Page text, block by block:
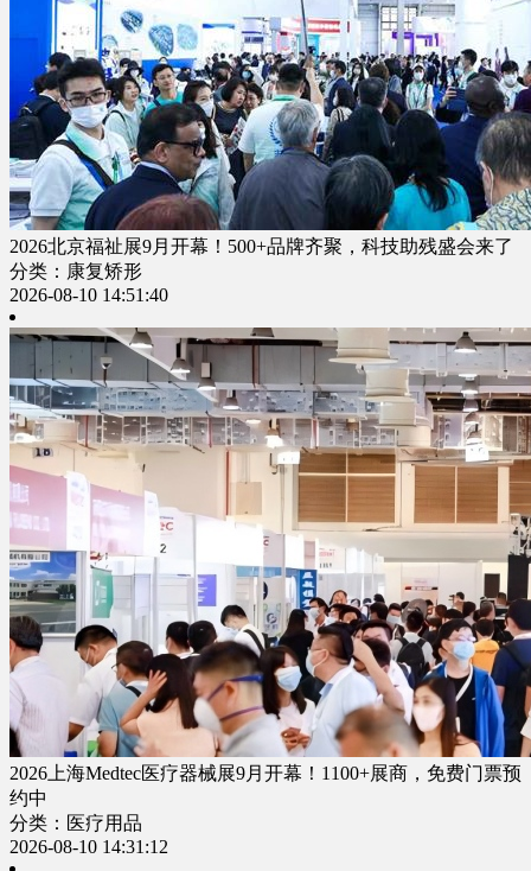
2026北京福祉展9月开幕！500+品牌齐聚，科技助残盛会来了
分类：康复矫形
2026-08-10 14:51:40
2026上海Medtec医疗器械展9月开幕！1100+展商，免费门票预
约中
分类：医疗用品
2026-08-10 14:31:12